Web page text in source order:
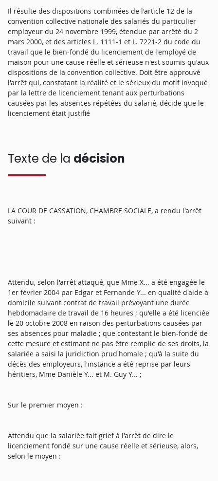
Il résulte des dispositions combinées de l'article 12 de la
convention collective nationale des salariés du particulier
employeur du 24 novembre 1999, étendue par arrêté du 2
mars 2000, et des articles L. 1111-1 et L. 7221-2 du code du
travail que le bien-fondé du licenciement de l'employé de
maison pour une cause réelle et sérieuse n'est soumis qu'aux
dispositions de la convention collective. Doit être approuvé
l'arrêt qui, constatant la réalité et le sérieux du motif invoqué
par la lettre de licenciement tenant aux perturbations
causées par les absences répétées du salarié, décide que le
licenciement était justifié
Texte de la décision
LA COUR DE CASSATION, CHAMBRE SOCIALE, a rendu l'arrêt
suivant :
Attendu, selon l'arrêt attaqué, que Mme X... a été engagée le
1er février 2004 par Edgar et Fernande Y... en qualité d'aide à
domicile suivant contrat de travail prévoyant une durée
hebdomadaire de travail de 16 heures ; qu'elle a été licenciée
le 20 octobre 2008 en raison des perturbations causées par
ses absences pour maladie ; que contestant le bien-fondé de
cette mesure et estimant ne pas être remplie de ses droits, la
salariée a saisi la juridiction prud'homale ; qu'à la suite du
décès des employeurs, l'instance a été reprise par leurs
héritiers, Mme Danièle Y... et M. Guy Y... ;
Sur le premier moyen :
Attendu que la salariée fait grief à l'arrêt de dire le
licenciement fondé sur une cause réelle et sérieuse, alors,
selon le moyen :